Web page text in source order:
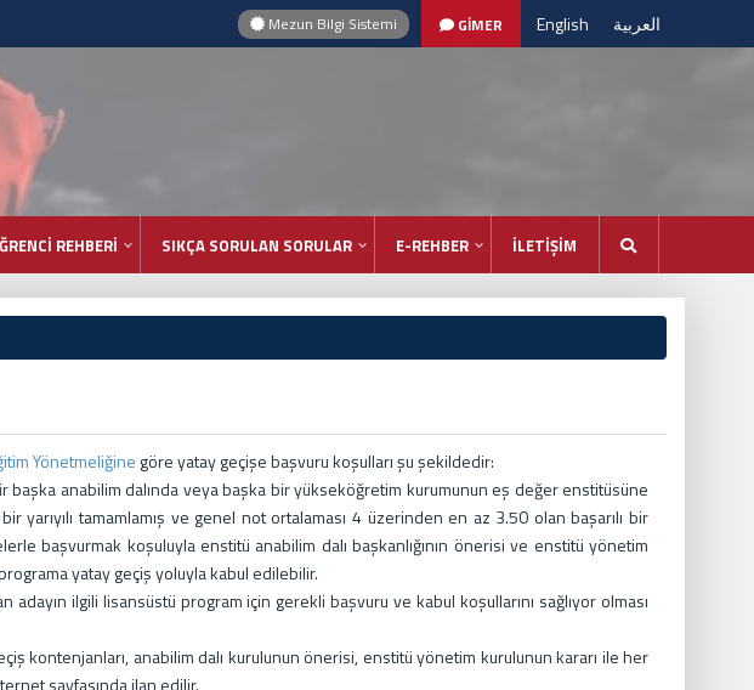
Mezun Bilgi Sistemi GİMER English العربية
REHBERİ SIKÇA SORULAN SORULAR E-REHBER İLETİŞİM
Yönetmeliğine göre yatay geçişe başvuru koşulları şu şekildedir:
başka anabilim dalında veya başka bir yükseköğretim kurumunun eş değer enstitüsüne
yarıyılı tamamlamış ve genel not ortalaması 4 üzerinden en az 3.50 olan başarılı bir
başvurmak koşuluyla enstitü anabilim dalı başkanlığının önerisi ve enstitü yönetim
yatay geçiş yoluyla kabul edilebilir.
adayın ilgili lisansüstü program için gerekli başvuru ve kabul koşullarını sağlıyor olması
kontenjanları, anabilim dalı kurulunun önerisi, enstitü yönetim kurulunun kararı ile her
sayfasında ilan edilir.